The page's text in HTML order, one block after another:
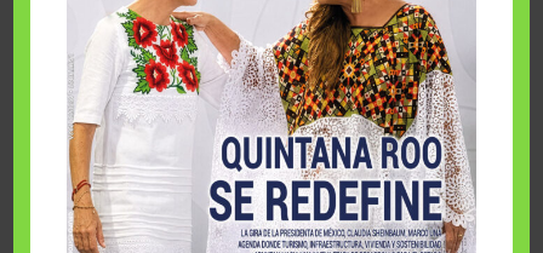
esfuerzos para hacer realidad el deseo de una …